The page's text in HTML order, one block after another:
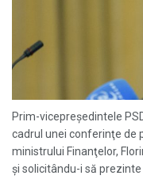
Prim-vicepreşedintele
cadrul unei conferinţe de
ministrului Finanţelor,
şi solicitându-i să prezinte